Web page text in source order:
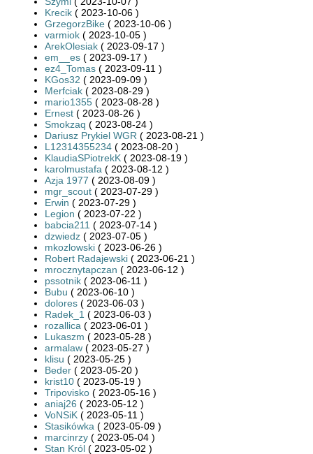
Krecik ( 2023-10-06 )
GrzegorzBike ( 2023-10-06 )
varmiok ( 2023-10-05 )
ArekOlesiak ( 2023-09-17 )
em__es ( 2023-09-17 )
ez4_Tomas ( 2023-09-11 )
KGos32 ( 2023-09-09 )
Merfciak ( 2023-08-29 )
mario1355 ( 2023-08-28 )
Ernest ( 2023-08-26 )
Smokzaq ( 2023-08-24 )
Dariusz Prykiel WGR ( 2023-08-21 )
L12314355234 ( 2023-08-20 )
KlaudiaSPiotrekK ( 2023-08-19 )
karolmustafa ( 2023-08-12 )
Azja 1977 ( 2023-08-09 )
mgr_scout ( 2023-07-29 )
Erwin ( 2023-07-29 )
Legion ( 2023-07-22 )
babcia211 ( 2023-07-14 )
dzwiedz ( 2023-07-05 )
mkozlowski ( 2023-06-26 )
Robert Radajewski ( 2023-06-21 )
mrocznytapczan ( 2023-06-12 )
pssotnik ( 2023-06-11 )
Bubu ( 2023-06-10 )
dolores ( 2023-06-03 )
Radek_1 ( 2023-06-03 )
rozallica ( 2023-06-01 )
Lukaszm ( 2023-05-28 )
armalaw ( 2023-05-27 )
klisu ( 2023-05-25 )
Beder ( 2023-05-20 )
krist10 ( 2023-05-19 )
Tripovisko ( 2023-05-16 )
aniaj26 ( 2023-05-12 )
VoNSiK ( 2023-05-11 )
Stasikówka ( 2023-05-09 )
marcinrzy ( 2023-05-04 )
Stan Król ( 2023-05-02 )